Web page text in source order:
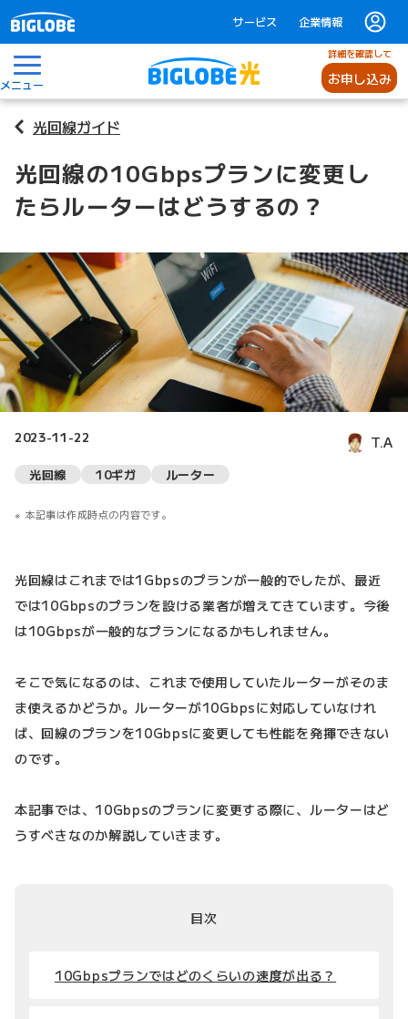
サービス 企業情報
メニュー
詳細を確認して
お申し込み
光回線ガイド
光回線の10Gbpsプランに変更し
たらルーターはどうするの？
2023-11-22 T.A
光回線 10ギガ ルーター
本記事は作成時点の内容です。
光回線はこれまでは1Gbpsのプランが一般的でしたが、最近
では10Gbpsのプランを設ける業者が増えてきています。今後
は10Gbpsが一般的なプランになるかもしれません。
そこで気になるのは、これまで使用していたルーターがそのま
ま使えるかどうか。ルーターが10Gbpsに対応していなけれ
ば、回線のプランを10Gbpsに変更しても性能を発揮できない
のです。
本記事では、10Gbpsのプランに変更する際に、ルーターはど
うすべきなのか解説していきます。
目次
10Gbpsプランではどのくらいの速度が出る？